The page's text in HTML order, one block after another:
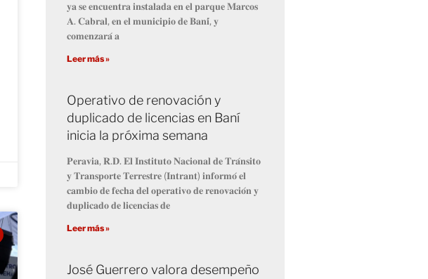
𝐲𝐚 𝐬𝐞 𝐞𝐧𝐜𝐮𝐞𝐧𝐭𝐫𝐚 𝐢𝐧𝐬𝐭𝐚𝐥𝐚𝐝𝐚 𝐞𝐧 𝐞𝐥 𝐩𝐚𝐫𝐪𝐮𝐞 𝐌𝐚𝐫𝐜𝐨𝐬
𝐀. 𝐂𝐚𝐛𝐫𝐚𝐥, 𝐞𝐧 𝐞𝐥 𝐦𝐮𝐧𝐢𝐜𝐢𝐩𝐢𝐨 𝐝𝐞 𝐁𝐚𝐧𝐢́, 𝐲
𝐜𝐨𝐦𝐞𝐧𝐳𝐚𝐫𝐚́ 𝐚
Leer más »
Operativo de renovación y
duplicado de licencias en Baní
inicia la próxima semana
𝐏𝐞𝐫𝐚𝐯𝐢𝐚, 𝐑.𝐃. 𝐄𝐥 𝐈𝐧𝐬𝐭𝐢𝐭𝐮𝐭𝐨 𝐍𝐚𝐜𝐢𝐨𝐧𝐚𝐥 𝐝𝐞 𝐓𝐫𝐚́𝐧𝐬𝐢𝐭𝐨
𝐲 𝐓𝐫𝐚𝐧𝐬𝐩𝐨𝐫𝐭𝐞 𝐓𝐞𝐫𝐫𝐞𝐬𝐭𝐫𝐞 (𝐈𝐧𝐭𝐫𝐚𝐧𝐭) 𝐢𝐧𝐟𝐨𝐫𝐦𝐨́ 𝐞𝐥
𝐜𝐚𝐦𝐛𝐢𝐨 𝐝𝐞 𝐟𝐞𝐜𝐡𝐚 𝐝𝐞𝐥 𝐨𝐩𝐞𝐫𝐚𝐭𝐢𝐯𝐨 𝐝𝐞 𝐫𝐞𝐧𝐨𝐯𝐚𝐜𝐢𝐨́𝐧 𝐲
𝐝𝐮𝐩𝐥𝐢𝐜𝐚𝐝𝐨 𝐝𝐞 𝐥𝐢𝐜𝐞𝐧𝐜𝐢𝐚𝐬 𝐝𝐞
Leer más »
José Guerrero valora desempeño